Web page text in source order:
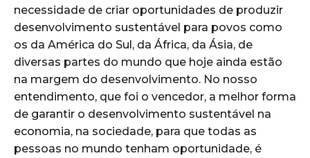
necessidade de criar oportunidades de produzir
desenvolvimento sustentável para povos como
os da América do Sul, da África, da Ásia, de
diversas partes do mundo que hoje ainda estão
na margem do desenvolvimento. No nosso
entendimento, que foi o vencedor, a melhor forma
de garantir o desenvolvimento sustentável na
economia, na sociedade, para que todas as
pessoas no mundo tenham oportunidade, é